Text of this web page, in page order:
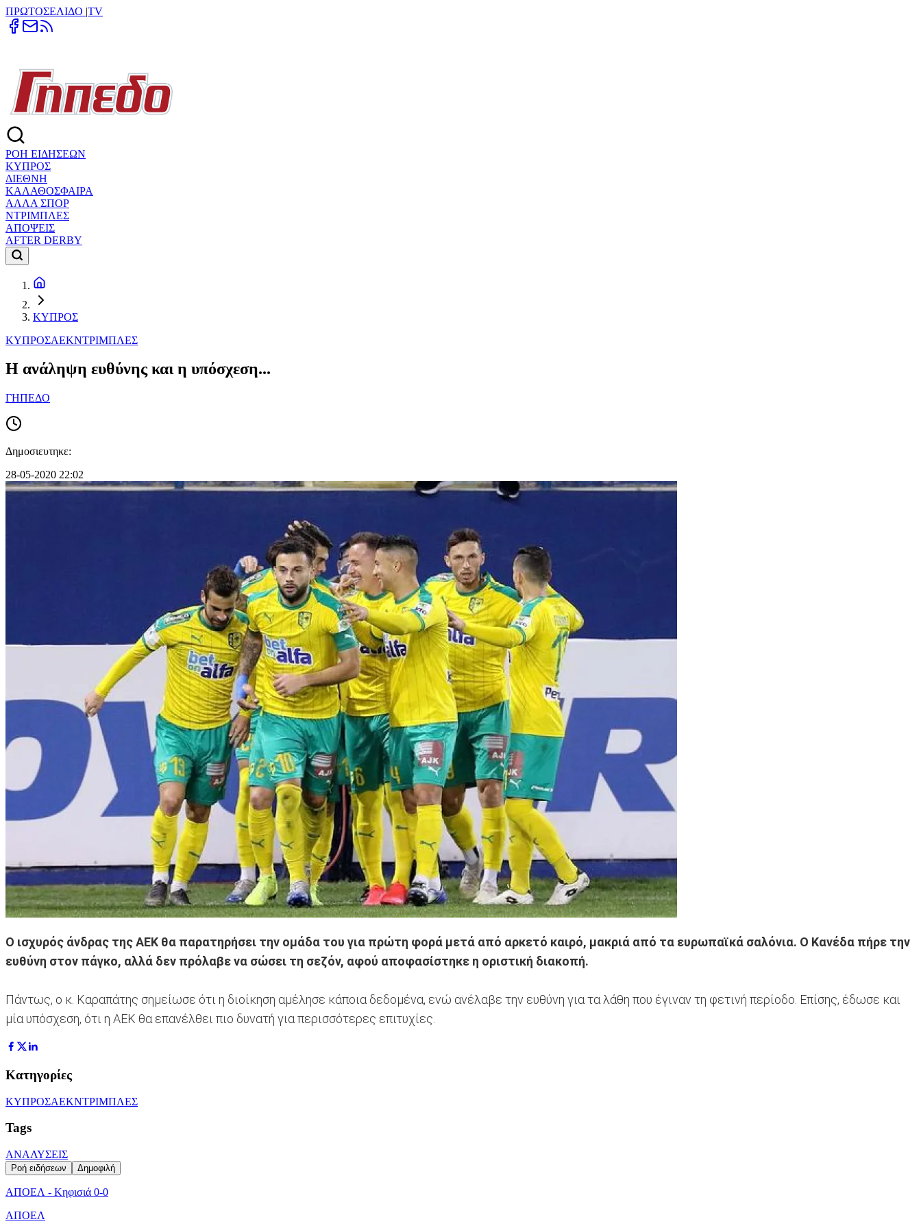
ΠΡΩΤΟΣΕΛΙΔΟ |TV
ΡΟΗ ΕΙΔΗΣΕΩΝ
ΚΥΠΡΟΣ
ΔΙΕΘΝΗ
ΚΑΛΑΘΟΣΦΑΙΡΑ
ΑΛΛΑ ΣΠΟΡ
ΝΤΡΙΜΠΛΕΣ
ΑΠΟΨΕΙΣ
AFTER DERBY
ΚΥΠΡΟΣ
ΚΥΠΡΟΣΑΕΚΝΤΡΙΜΠΛΕΣ
Η ανάληψη ευθύνης και η υπόσχεση...
ΓΗΠΕΔΟ
Δημοσιευτηκε:
28-05-2020 22:02
Ο ισχυρός άνδρας της ΑΕΚ θα παρατηρήσει την ομάδα του για πρώτη φορά μετά από αρκετό καιρό, μακριά από τα ευρωπαϊκά σαλόνια. Ο Κανέδα πήρε την
ευθύνη στον πάγκο, αλλά δεν πρόλαβε να σώσει τη σεζόν, αφού αποφασίστηκε η οριστική διακοπή.
Πάντως, ο κ. Καραπάτης σημείωσε ότι η διοίκηση αμέλησε κάποια δεδομένα, ενώ ανέλαβε την ευθύνη για τα λάθη που έγιναν τη φετινή περίοδο. Επίσης, έδωσε και
μία υπόσχεση, ότι η ΑΕΚ θα επανέλθει πιο δυνατή για περισσότερες επιτυχίες.
Κατηγορίες
ΚΥΠΡΟΣΑΕΚΝΤΡΙΜΠΛΕΣ
Tags
ΑΝΑΛΥΣΕΙΣ
Ροή ειδήσεων Δημοφιλή
ΑΠΟΕΛ - Κηφισιά 0-0
ΑΠΟΕΛ